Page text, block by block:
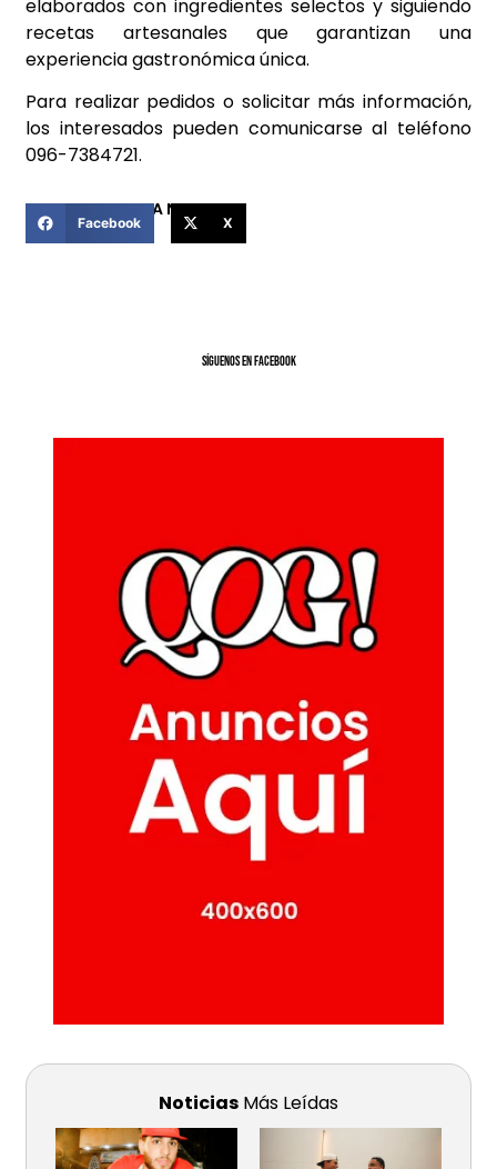
elaborados con ingredientes selectos y siguiendo
recetas artesanales que garantizan una
experiencia gastronómica única.
Para realizar pedidos o solicitar más información,
los interesados ​​pueden comunicarse al teléfono
096-7384721.
COMPARTIR ESTA NOTICIA
Facebook X
SíGUENOS EN FACEBOOK
Noticias Más Leídas